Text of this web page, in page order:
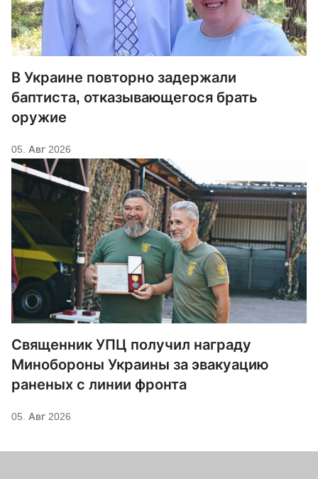
В Украине повторно задержали
баптиста, отказывающегося брать
оружие
05. Авг 2026
Священник УПЦ получил награду
Минобороны Украины за эвакуацию
раненых с линии фронта
05. Авг 2026